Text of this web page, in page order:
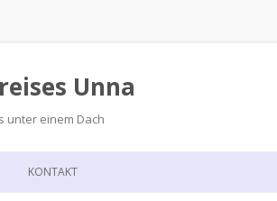
Unna
unter einem Dach
Zum
KONTAKT